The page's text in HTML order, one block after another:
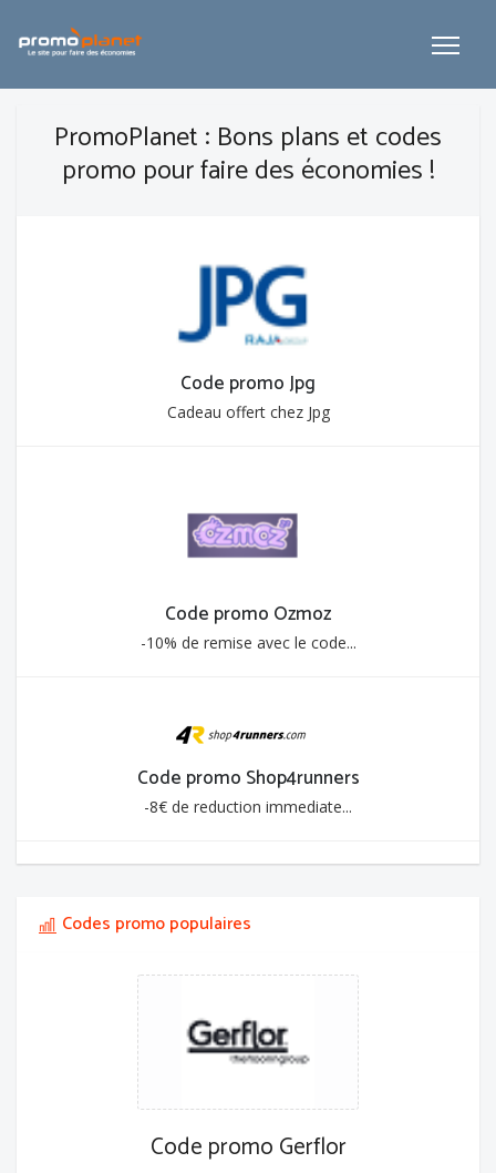
PromoPlanet : Bons plans et codes
promo pour faire des économies !
Code promo Jpg
Cadeau offert chez Jpg
Code promo Ozmoz
-10% de remise avec le code...
Code promo Shop4runners
-8€ de reduction immediate...
Codes promo populaires
Code promo Gerflor